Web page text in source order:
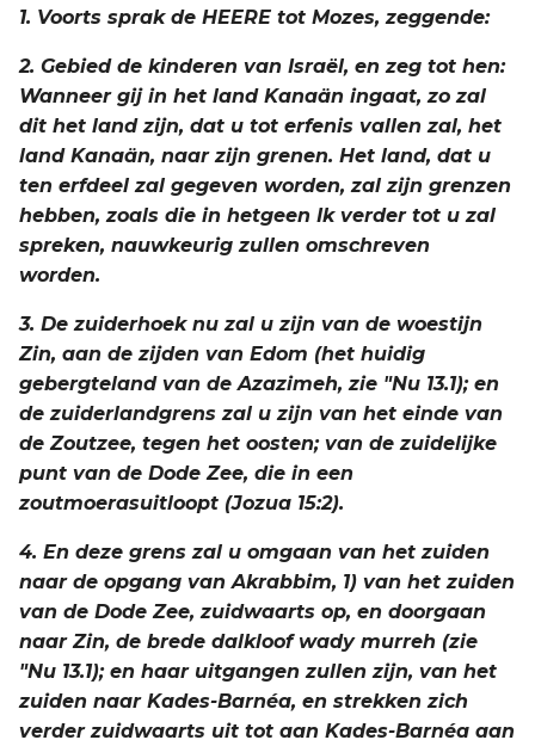
Handelingen
Romeinen
1 Korinthe
2 Korinthe
Galaten
Éfeze
Filippenzen
Kolossenzen
2 Thessalonicenzen
1 Timótheüs
2 Timótheüs
1. Voorts sprak de HEERE tot Mozes, zeggende:
2. Gebied de kinderen van Israël, en zeg tot hen:
Wanneer gij in het land Kanaän ingaat, zo zal
dit het land zijn, dat u tot erfenis vallen zal, het
land Kanaän, naar zijn grenen. Het land, dat u
ten erfdeel zal gegeven worden, zal zijn grenzen
hebben, zoals die in hetgeen Ik verder tot u zal
spreken, nauwkeurig zullen omschreven
worden.
3. De zuiderhoek nu zal u zijn van de woestijn
Zin, aan de zijden van Edom (het huidig
gebergteland van de Azazimeh, zie "Nu 13.1); en
de zuiderlandgrens zal u zijn van het einde van
de Zoutzee, tegen het oosten; van de zuidelijke
punt van de Dode Zee, die in een
zoutmoerasuitloopt (Jozua 15:2).
4. En deze grens zal u omgaan van het zuiden
naar de opgang van Akrabbim, 1) van het zuiden
van de Dode Zee, zuidwaarts op, en doorgaan
naar Zin, de brede dalkloof wady murreh (zie
"Nu 13.1); en haar uitgangen zullen zijn, van het
zuiden naar Kades-Barnéa, en strekken zich
verder zuidwaarts uit tot aan Kades-Barnéa aan